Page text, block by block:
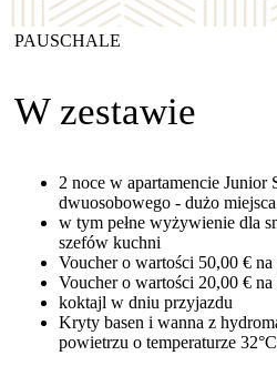
PAUSCHALE
W zestawie
2 noce w apartamencie Junior
dwuosobowego - dużo miejsca
w tym pełne wyżywienie dla
szefów kuchni
Voucher o wartości 50,00 € na
Voucher o wartości 20,00 €
koktajl w dniu przyjazdu
Kryty basen i wanna z
powietrzu o temperaturze 32°C